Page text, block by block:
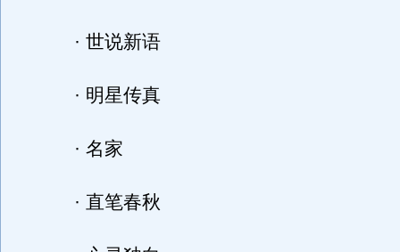
· 世说新语
· 明星传真
· 名家
· 直笔春秋